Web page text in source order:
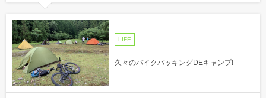
LIFE
久々のバイクパッキングDEキャンプ!